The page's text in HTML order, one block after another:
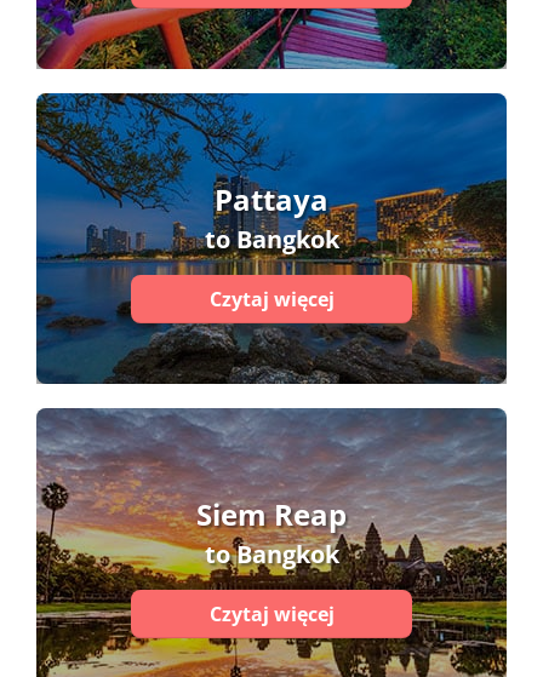
Pattaya
to Bangkok
Czytaj więcej
Siem Reap
to Bangkok
Czytaj więcej